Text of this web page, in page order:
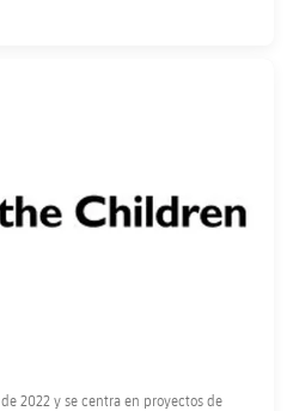
2022 y se centra en proyectos de